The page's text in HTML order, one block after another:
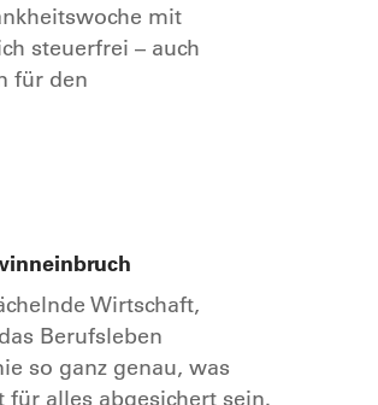
mit
steuerfrei – auch
für den
Wirtschaft,
Berufsleben
so ganz genau, was
für alles abgesichert sein.